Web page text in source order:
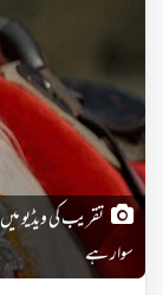
تقریب کی ویڈیو
سوار ہے